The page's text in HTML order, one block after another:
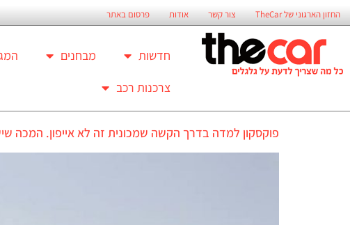
החזון הארגוני של TheCar צור קשר אודות פרסום באתר
חדשות מבחנים
צרכנות רכב
פוקסקון למדה בדרך הקשה שמכונית זה לא אייפון. המכה